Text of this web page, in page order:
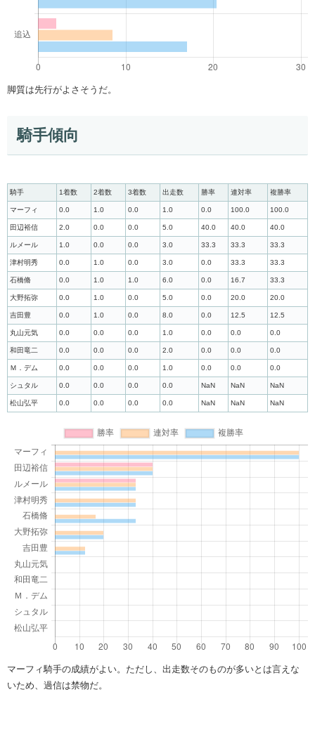
脚質は先行がよさそうだ。
騎手傾向
騎手 1着数 2着数 3着数 出走数 勝率 連対率 複勝率
マーフィ 0.0 1.0 0.0 1.0 0.0 100.0 100.0
田辺裕信 2.0 0.0 0.0 5.0 40.0 40.0 40.0
ルメール 1.0 0.0 0.0 3.0 33.3 33.3 33.3
津村明秀 0.0 1.0 0.0 3.0 0.0 33.3 33.3
石橋脩 0.0 1.0 1.0 6.0 0.0 16.7 33.3
大野拓弥 0.0 1.0 0.0 5.0 0.0 20.0 20.0
吉田豊 0.0 1.0 0.0 8.0 0.0 12.5 12.5
丸山元気 0.0 0.0 0.0 1.0 0.0 0.0 0.0
和田竜二 0.0 0.0 0.0 2.0 0.0 0.0 0.0
Ｍ．デム 0.0 0.0 0.0 1.0 0.0 0.0 0.0
シュタル 0.0 0.0 0.0 0.0 NaN NaN NaN
松山弘平 0.0 0.0 0.0 0.0 NaN NaN NaN
マーフィ騎手の成績がよい。ただし、出走数そのものが多いとは言えな
いため、過信は禁物だ。